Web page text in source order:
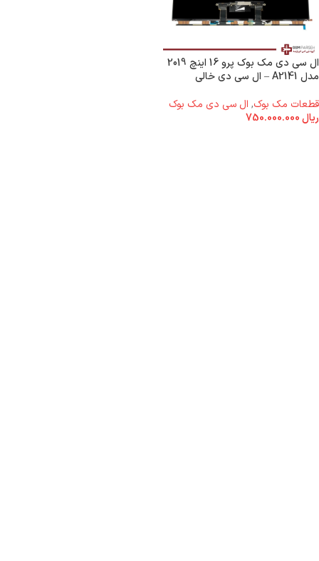
ال سی دی مک بوک پرو 16 اینچ 2019
مدل A2141 – ال سی دی خالی
قطعات مک بوک, ال سی دی مک بوک
ریال